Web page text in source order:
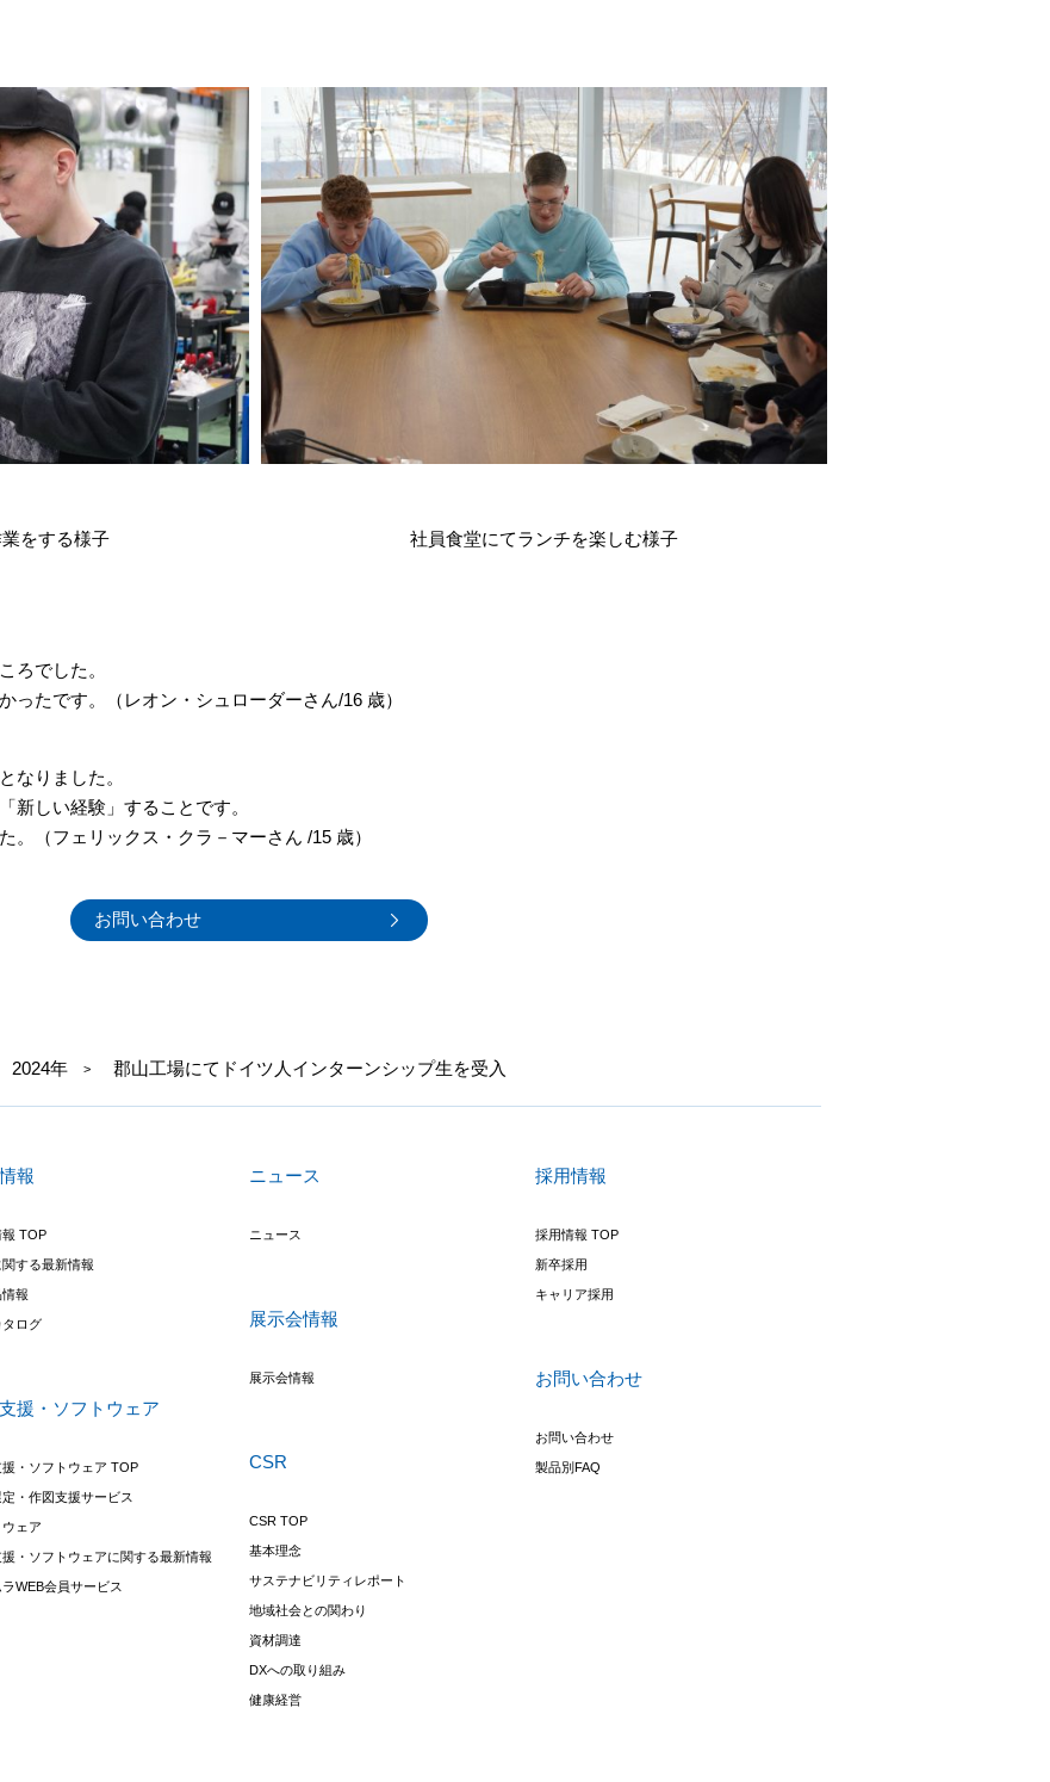
をする様子 社員食堂にてランチを楽しむ様子
ろでした。
ったです。（レオン・シュローダーさん/16 歳）
なりました。
新しい経験」することです。
。（フェリックス・クラ－マーさん /15 歳）
お問い合わせ
2024年 郡山工場にてドイツ人インターンシップ生を受入
報
TOP
する最新情報
報
ログ
援・ソフトウェア
・ソフトウェア TOP
・作図支援サービス
ェア
・ソフトウェアに関する最新情報
WEB会員サービス
ニュース
ニュース
展示会情報
展示会情報
CSR
CSR TOP
基本理念
サステナビリティレポート
地域社会との関わり
資材調達
DXへの取り組み
健康経営
採用情報
採用情報 TOP
新卒採用
キャリア採用
お問い合わせ
お問い合わせ
製品別FAQ